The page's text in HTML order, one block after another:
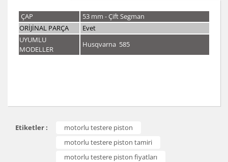
ÇAP
53 mm - Çift Segman
ORİJİNAL PARÇA
Evet
UYUMLU
MODELLER
Husqvarna 585
diğer konularda yetersiz gördüğünüz noktaları öneri
formunu kullanarak tarafımıza iletebilirsiniz.
Görüş ve önerileriniz için teşekkür ederiz.
Etiketler :
motorlu testere piston
motorlu testere piston tamiri
motorlu testere piston fiyatları